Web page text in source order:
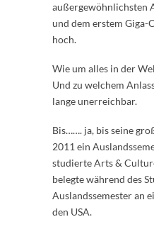
außergewöhnlichsten
und dem erstem Giga-
hoch.
Wie um alles in der
Und zu welchem
lange unerreichbar.
Bis……. ja, bis seine
2011 ein
studierte Arts &
belegte während des
Auslandssemester an
den USA.